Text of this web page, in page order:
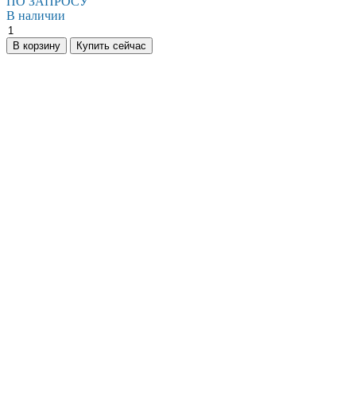
В наличии
Бежецкий
ресивер
РВ
В корзину Купить сейчас